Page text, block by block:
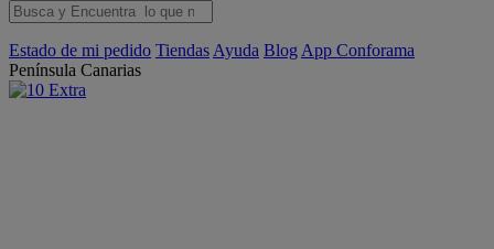
Estado de mi pedido Tiendas Ayuda Blog App Conforama
Península Canarias